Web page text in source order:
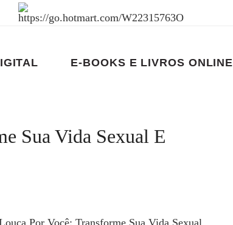
E-BOOKS E LIVROS ONLINE
Sua Vida Sexual E